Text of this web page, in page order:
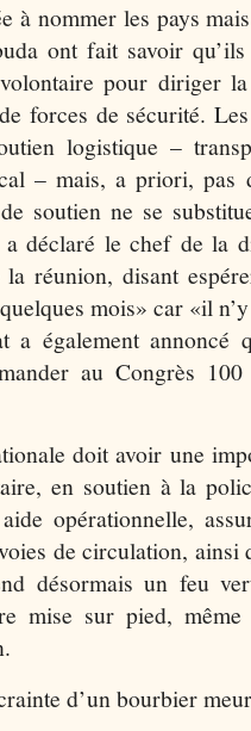
à nommer les pays
ont fait savoir
pour diriger
forces de sécurité.
logistique –
– mais, a priori, pas
soutien ne se
déclaré le chef de la
réunion, disant
mois» car «il
a également
au Congrès
doit avoir une
en soutien à la
opérationnelle,
de circulation,
désormais un feu
mise sur pied,
d’un bourbier